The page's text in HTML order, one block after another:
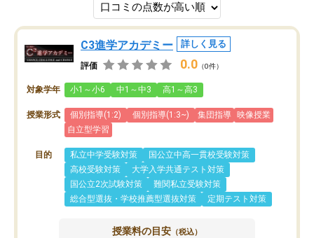
C3進学アカデミー 詳しく見る
評価 0.0 （0件）
対象学年 小1～小6 中1～中3 高1～高3
授業形式 個別指導(1:2) 個別指導(1:3~) 集団指導 映像授業
自立型学習
目的 私立中学受験対策
国公立中高一貫校受験対策
高校受験対策
大学入学共通テスト対策
国公立2次試験対策
難関私立受験対策
総合型選抜・学校推薦型選抜対策
定期テスト対策
授業料の目安 （税込）